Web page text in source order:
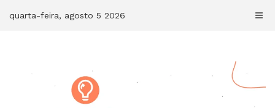
quarta-feira, agosto 5 2026